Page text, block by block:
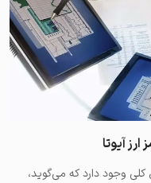
آیوتا
وجود دارد که می‌گوید،